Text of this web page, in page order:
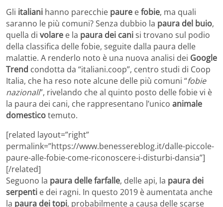
Gli italiani hanno parecchie paure efobie, ma quali
saranno le più comuni? Senza dubbio la paura del buio,
quella di volare e la paura dei canisi trovano sul podio
della classifica delle fobie, seguite dalla paura delle
malattie. A renderlo noto è una nuova analisi dei Google
Trend condotta da “italiani.coop”, centro studi di Coop
Italia, che ha reso note alcune delle più comuni “fobie
nazionali”, rivelando che al quinto posto delle fobie vi è
la paura dei cani, che rappresentano l’unico animale
domesticotemuto.
[related layout=”right”
permalink=”https://www.benessereblog.it/dalle-piccole-
paure-alle-fobie-come-riconoscere-i-disturbi-dansia”]
[/related]
Seguono la paura delle farfalle, delle api, la paura dei
serpenti e dei ragni. In questo 2019 è aumentata anche
la paura dei topi, probabilmente a causa delle scarse